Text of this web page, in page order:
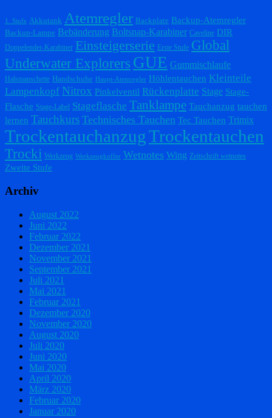
1. Stufe Akkutank Atemregler Backplate Backup-Atemregler
Backup-Lampe Bebänderung Boltsnap-Karabiner Caveline DIR
Doppelender-Karabiner Einsteigerserie Erste Stufe Global
Underwater Explorers GUE Gummischlaufe
Halsmanschette Handschuhe Haupt-Atemregler Höhlentauchen Kleinteile
Lampenkopf Nitrox Pinkelventil Rückenplatte Stage Stage-
Flasche Stage-Label Stageflasche Tanklampe Tauchanzug tauchen
lernen Tauchkurs Technisches Tauchen Tec Tauchen Trimix
TrockentauchanzugTrockentauchen
Trocki Werkzeug Werkzeugkoffer Wetnotes Wing Zeitschrift wetnotes
Zweite Stufe
Archiv
August 2022
Juni 2022
Februar 2022
Dezember 2021
November 2021
September 2021
Juli 2021
Mai 2021
Februar 2021
Dezember 2020
November 2020
August 2020
Juli 2020
Juni 2020
Mai 2020
April 2020
März 2020
Februar 2020
Januar 2020